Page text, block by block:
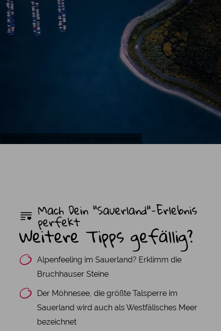
Mach Dein "Sauerland"-Erlebnis
perfekt
Weitere Tipps gefällig?
Alpenfeeling im Sauerland? Erklimm die
Bruchhauser Steine
Der Möhnesee, die größte Talsperre im
Sauerland wird auch als Westfälisches Meer
bezeichnet